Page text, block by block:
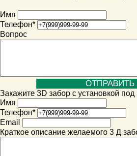
Имя
Телефон*
Вопрос
Закажите 3D забор с установкой под
Имя
Телефон*
Email
Краткое описание желаемого 3 Д